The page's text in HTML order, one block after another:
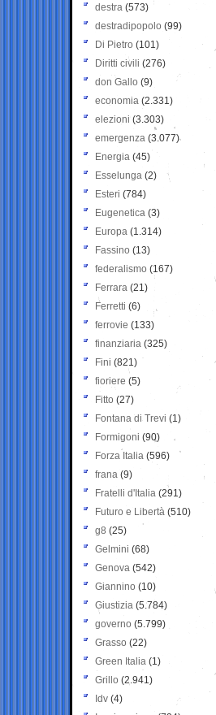
destra (573)
destradipopolo (99)
Di Pietro (101)
Diritti civili (276)
don Gallo (9)
economia (2.331)
elezioni (3.303)
emergenza (3.077)
Energia (45)
Esselunga (2)
Esteri (784)
Eugenetica (3)
Europa (1.314)
Fassino (13)
federalismo (167)
Ferrara (21)
Ferretti (6)
ferrovie (133)
finanziaria (325)
Fini (821)
fioriere (5)
Fitto (27)
Fontana di Trevi (1)
Formigoni (90)
Forza Italia (596)
frana (9)
Fratelli d'Italia (291)
Futuro e Libertà (510)
g8 (25)
Gelmini (68)
Genova (542)
Giannino (10)
Giustizia (5.784)
governo (5.799)
Grasso (22)
Green Italia (1)
Grillo (2.941)
Idv (4)